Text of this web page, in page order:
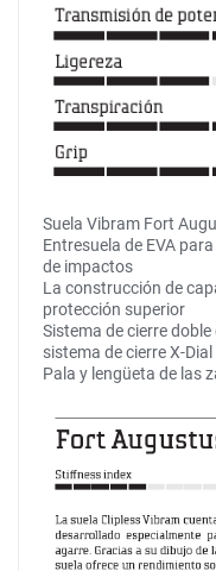
Suela Vibram Fort
Entresuela de EVA
de impactos
La construcción de
protección superior
Sistema de cierre
sistema de cierre X-Dial
Pala y lengüeta de las